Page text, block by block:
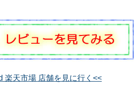
天市場 店舗を見に行く<<